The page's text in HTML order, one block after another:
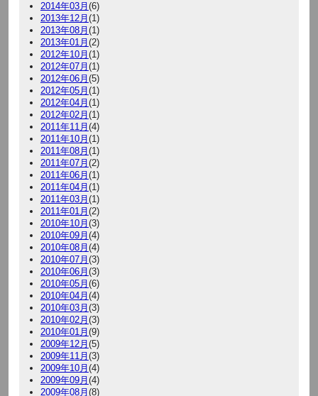
2014年03月(6)
2013年12月(1)
2013年08月(1)
2013年01月(2)
2012年10月(1)
2012年07月(1)
2012年06月(5)
2012年05月(1)
2012年04月(1)
2012年02月(1)
2011年11月(4)
2011年10月(1)
2011年08月(1)
2011年07月(2)
2011年06月(1)
2011年04月(1)
2011年03月(1)
2011年01月(2)
2010年10月(3)
2010年09月(4)
2010年08月(4)
2010年07月(3)
2010年06月(3)
2010年05月(6)
2010年04月(4)
2010年03月(3)
2010年02月(3)
2010年01月(9)
2009年12月(5)
2009年11月(3)
2009年10月(4)
2009年09月(4)
2009年08月(8)